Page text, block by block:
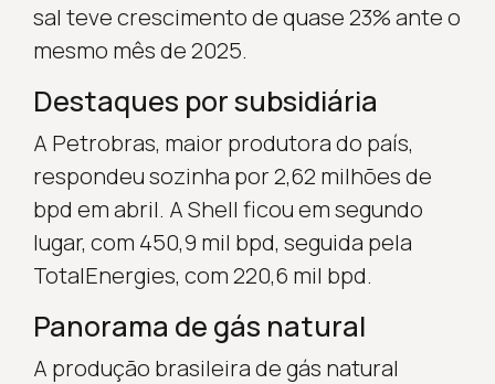
sal teve crescimento de quase 23% ante o
mesmo mês de 2025.
Destaques por subsidiária
A Petrobras, maior produtora do país,
respondeu sozinha por 2,62 milhões de
bpd em abril. A Shell ficou em segundo
lugar, com 450,9 mil bpd, seguida pela
TotalEnergies, com 220,6 mil bpd.
Panorama de gás natural
A produção brasileira de gás natural